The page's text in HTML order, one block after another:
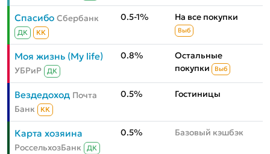
Спасибо Сбербанк
ДК КК
0.5-1% На все покупки
Выб
Моя жизнь (My life)
УБРиР ДК
0.8%
Остальные
покупки
Выб
Вездедоход Почта
Банк
КК
0.5% Гостиницы
Карта хозяина
РоссельхозБанк
ДК
0.5% Базовый кэшбэк